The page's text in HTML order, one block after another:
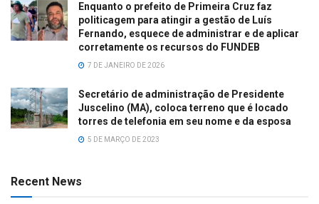
Enquanto o prefeito de Primeira Cruz faz
politicagem para atingir a gestão de Luís
Fernando, esquece de administrar e de aplicar
corretamente os recursos do FUNDEB
7 DE JANEIRO DE 2026
Secretário de administração de Presidente
Juscelino (MA), coloca terreno que é locado
torres de telefonia em seu nome e da esposa
5 DE MARÇO DE 2023
Recent News